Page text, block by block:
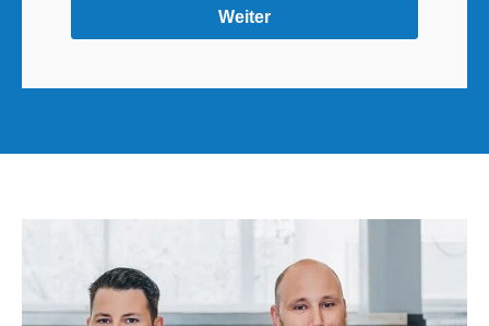
Weiter